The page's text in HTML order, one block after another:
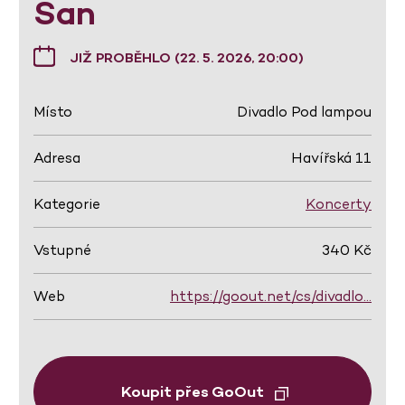
San
JIŽ PROBĚHLO (22. 5. 2026, 20:00)
Místo Divadlo Pod lampou
Adresa Havířská 11
Kategorie Koncerty
Vstupné 340 Kč
Web https://goout.net/cs/divadlo…
Koupit přes GoOut